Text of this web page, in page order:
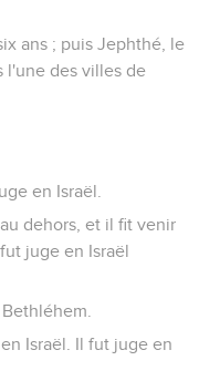
ans ; puis Jephthé, le
l'une des villes de
en Israël.
dehors, et il fit venir
juge en Israël
Israël. Il fut juge en